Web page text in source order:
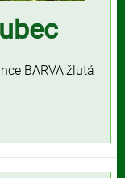
BARVA:žlutá